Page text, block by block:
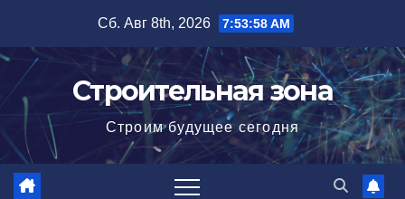
содержимому
Сб. Авг 8th, 2026 7:53:59 AM
Строительная зона
Строим будущее сегодня